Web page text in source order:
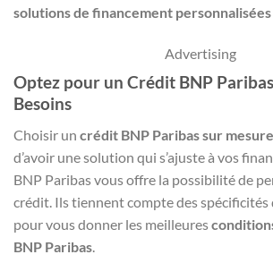
solutions de financement personnalisées
Advertising
Optez pour un Crédit BNP
Besoins
Choisir un crédit BNP Paribas sur mesure
d’avoir une solution qui s’ajuste à vos
BNP Paribas vous offre la possibilité de
crédit. Ils tiennent compte des spécificités
pour vous donner les meilleures
BNP Paribas